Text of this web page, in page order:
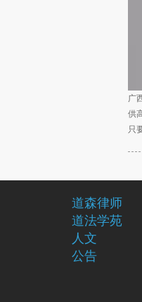
广
供
只
道森律师
道法学苑
人文
公告